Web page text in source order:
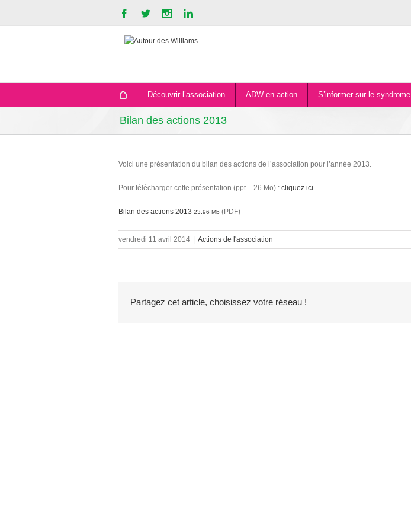
Découvrir l’association ADW en action S’informer sur le syndrome
Bilan des actions 2013
Voici une présentation du bilan des actions de l’association pour l’année 2013.
Pour télécharger cette présentation (ppt – 26 Mo) : cliquez ici
Bilan des actions 2013 23.96 Mb (PDF)
vendredi 11 avril 2014 Actions de l'association
Partagez cet article, choisissez votre réseau !